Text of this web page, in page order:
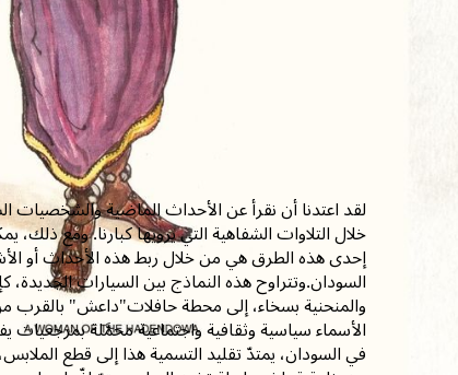
لقد اعتدنا أن نقرأ عن الأحداث الماضية
خلال التلاوات الشفاهية التي يرويها كبارنا. ومع
إحدى هذه الطرق هي من خلال ربط هذه الأحداث أو
السودان.وتتراوح هذه النماذج بين السيارات
والمنحنية بسخاء، إلى محطة حافلات"داعش" بالقرب
الأسماء سياسية وثقافية واجتماعية محمَّلة بمرجعيات
في السودان، يمتدّ تقليد التسمية هذا إلى قطع